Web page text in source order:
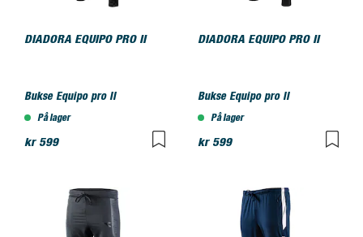
DIADORA EQUIPO PRO II
Bukse Equipo pro II
På lager
kr 599
DIADORA EQUIPO PRO II
Bukse Equipo pro II
På lager
kr 599